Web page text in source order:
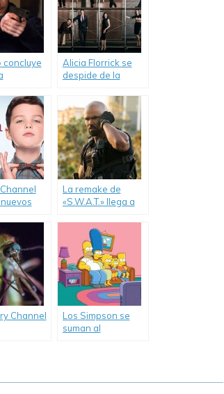
concluye
Alicia Florrick se
despide de la
La remake de
«S.W.A.T.» llega a
Channel
Los Simpson se
suman al